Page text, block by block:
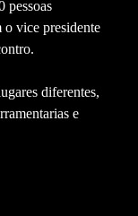
pessoas
o vice presidente
diferentes,
e